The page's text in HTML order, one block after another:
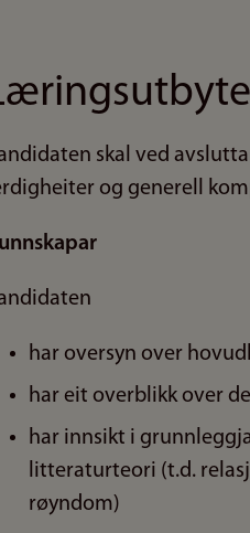
skal ved
og generell
har oversyn over
har eit overblikk over
har innsikt i
litteraturteori (t.d.
røyndom)